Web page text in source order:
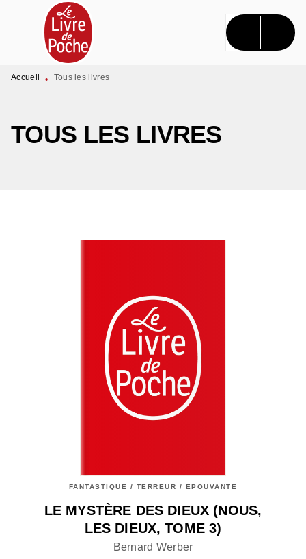
MENU RECHERCHE CONTENU
PIED DE PAGE
Accueil • Tous les livres
TOUS LES LIVRES
FANTASTIQUE / TERREUR / EPOUVANTE
LE MYSTÈRE DES DIEUX (NOUS,
LES DIEUX, TOME 3)
Bernard Werber